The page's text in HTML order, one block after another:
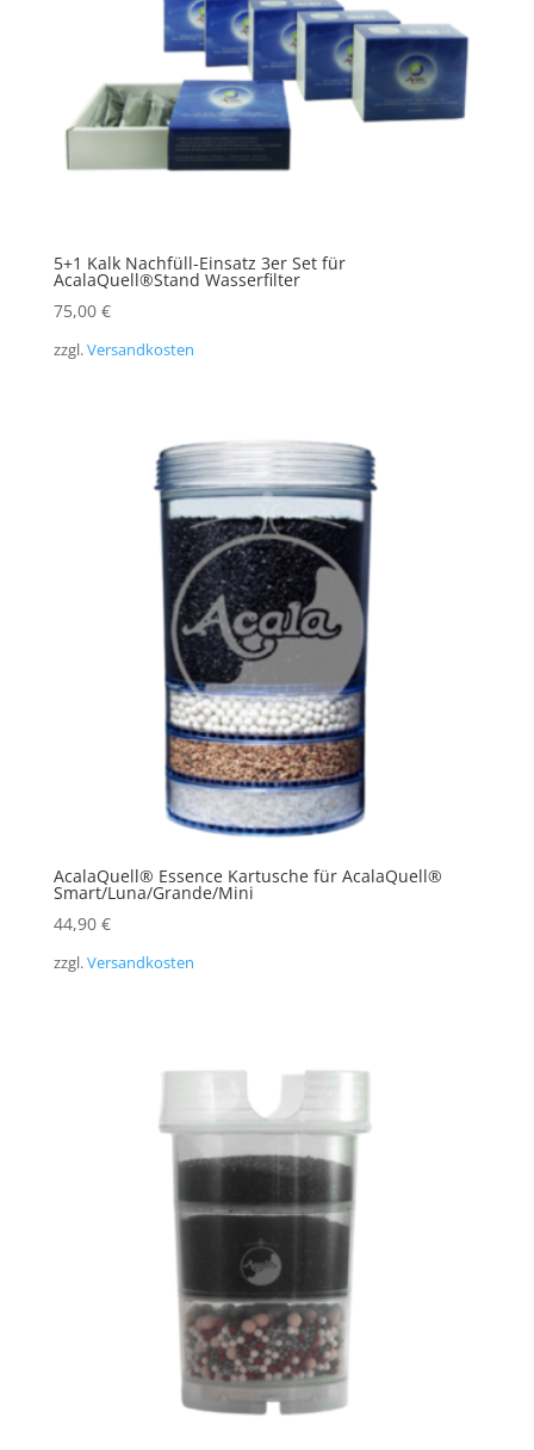
5+1 Kalk Nachfüll-​Einsatz 3er Set für
AcalaQuell®Stand Wasserfilter
75,00 €
zzgl.Versandkosten
AcalaQuell® Essence Kartusche für AcalaQuell®
Smart/Luna/Grande/Mini
44,90 €
zzgl.Versandkosten